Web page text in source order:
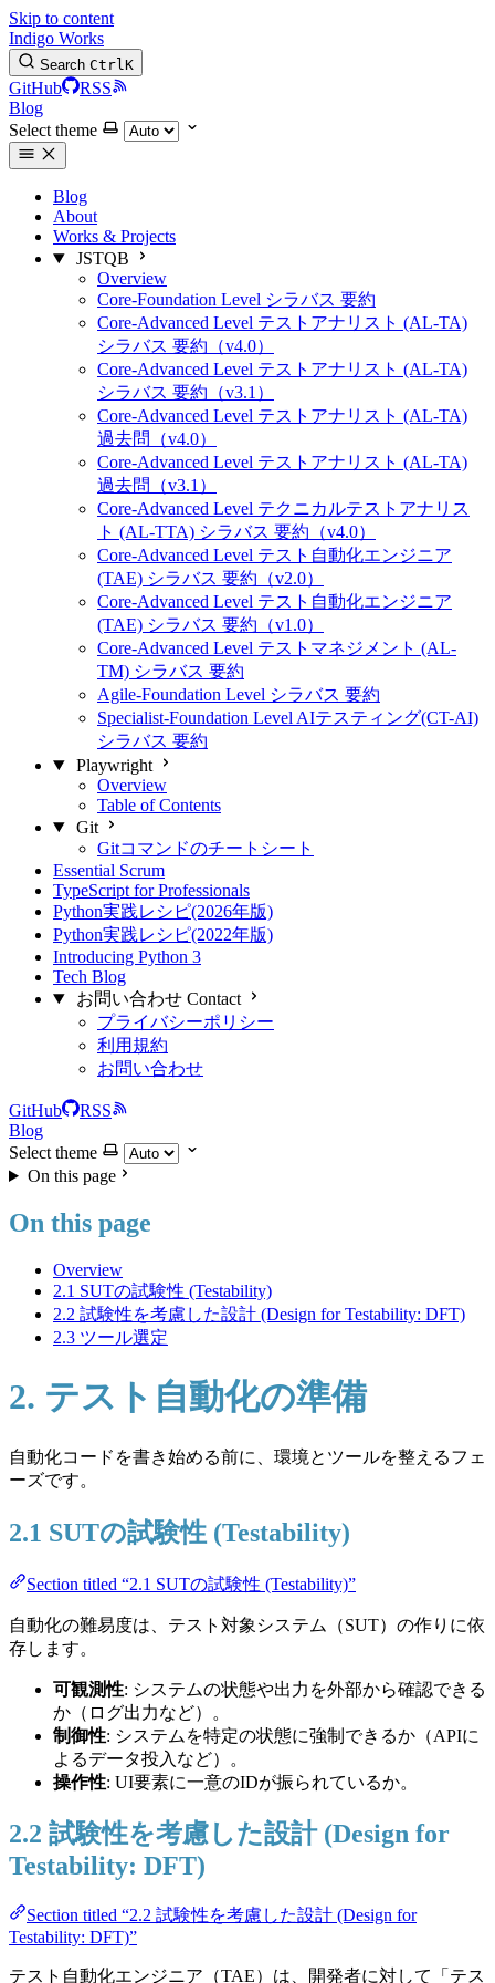
Skip to content
Indigo Works
Search CtrlK
GitHub
RSS
Blog
Select theme
Blog
About
Works & Projects
JSTQB
Overview
Core-Foundation Level シラバス 要約
Core-Advanced Level テストアナリスト (AL-TA)
シラバス 要約（v4.0）
Core-Advanced Level テストアナリスト (AL-TA)
シラバス 要約（v3.1）
Core-Advanced Level テストアナリスト (AL-TA)
過去問（v4.0）
Core-Advanced Level テストアナリスト (AL-TA)
過去問（v3.1）
Core-Advanced Level テクニカルテストアナリス
ト (AL-TTA) シラバス 要約（v4.0）
Core-Advanced Level テスト自動化エンジニア
(TAE) シラバス 要約（v2.0）
Core-Advanced Level テスト自動化エンジニア
(TAE) シラバス 要約（v1.0）
Core-Advanced Level テストマネジメント (AL-
TM) シラバス 要約
Agile-Foundation Level シラバス 要約
Specialist-Foundation Level AIテスティング(CT-AI)
シラバス 要約
Playwright
Overview
Table of Contents
Git
Gitコマンドのチートシート
Essential Scrum
TypeScript for Professionals
Python実践レシピ(2026年版)
Python実践レシピ(2022年版)
Introducing Python 3
Tech Blog
お問い合わせ Contact
プライバシーポリシー
利用規約
お問い合わせ
GitHub
RSS
Blog
Select theme
On this page
On this page
Overview
2.1 SUTの試験性 (Testability)
2.2 試験性を考慮した設計 (Design for Testability: DFT)
2.3 ツール選定
2. テスト自動化の準備
自動化コードを書き始める前に、環境とツールを整えるフェ
ーズです。
2.1 SUTの試験性 (Testability)
Section titled “2.1 SUTの試験性 (Testability)”
自動化の難易度は、テスト対象システム（SUT）の作りに依
存します。
可観測性: システムの状態や出力を外部から確認できる
か（ログ出力など）。
制御性: システムを特定の状態に強制できるか（APIに
よるデータ投入など）。
操作性: UI要素に一意のIDが振られているか。
2.2 試験性を考慮した設計 (Design for
Testability: DFT)
Section titled “2.2 試験性を考慮した設計 (Design for
Testability: DFT)”
テスト自動化エンジニア（TAE）は、開発者に対して「テス